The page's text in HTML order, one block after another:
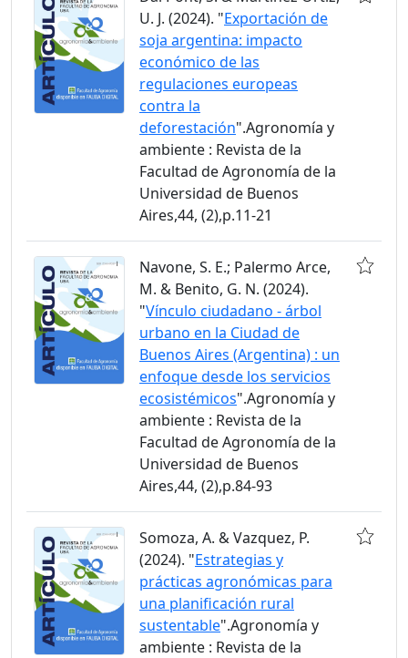
U. J. (2024). "Exportación de
soja argentina: impacto
económico de las
regulaciones europeas
contra la
deforestación".Agronomía y
ambiente : Revista de la
Facultad de Agronomía de la
Universidad de Buenos
Aires,44, (2),p.11-21
Navone, S. E.; Palermo Arce,
M. & Benito, G. N. (2024).
"Vínculo ciudadano - árbol
urbano en la Ciudad de
Buenos Aires (Argentina) : un
enfoque desde los servicios
ecosistémicos".Agronomía y
ambiente : Revista de la
Facultad de Agronomía de la
Universidad de Buenos
Aires,44, (2),p.84-93
Somoza, A. & Vazquez, P.
(2024). "Estrategias y
prácticas agronómicas para
una planificación rural
sustentable".Agronomía y
ambiente : Revista de la